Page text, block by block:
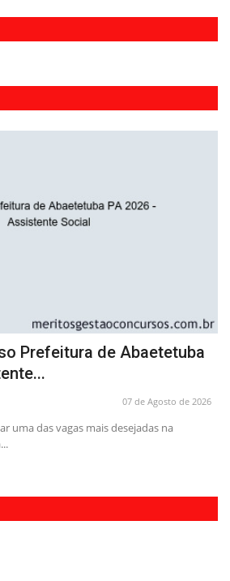
Prefeitura de Abaetetuba
07 de Agosto de 2026
uma das vagas mais desejadas na